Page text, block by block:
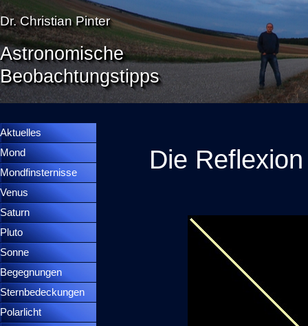
Direkt zum Seiteninhalt
Dr. Christian Pinter
Astronomische
Beobachtungstipps
Aktuelles
Mond
Mondfinsternisse
Venus
Saturn
Pluto
Sonne
Begegnungen
Sternbedeckungen
Polarlicht
Die Reflexion